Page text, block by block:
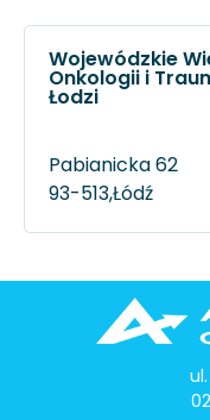
Wojewódzkie
Onkologii i
Łodzi
Pabianicka 62
93-513,Łódź